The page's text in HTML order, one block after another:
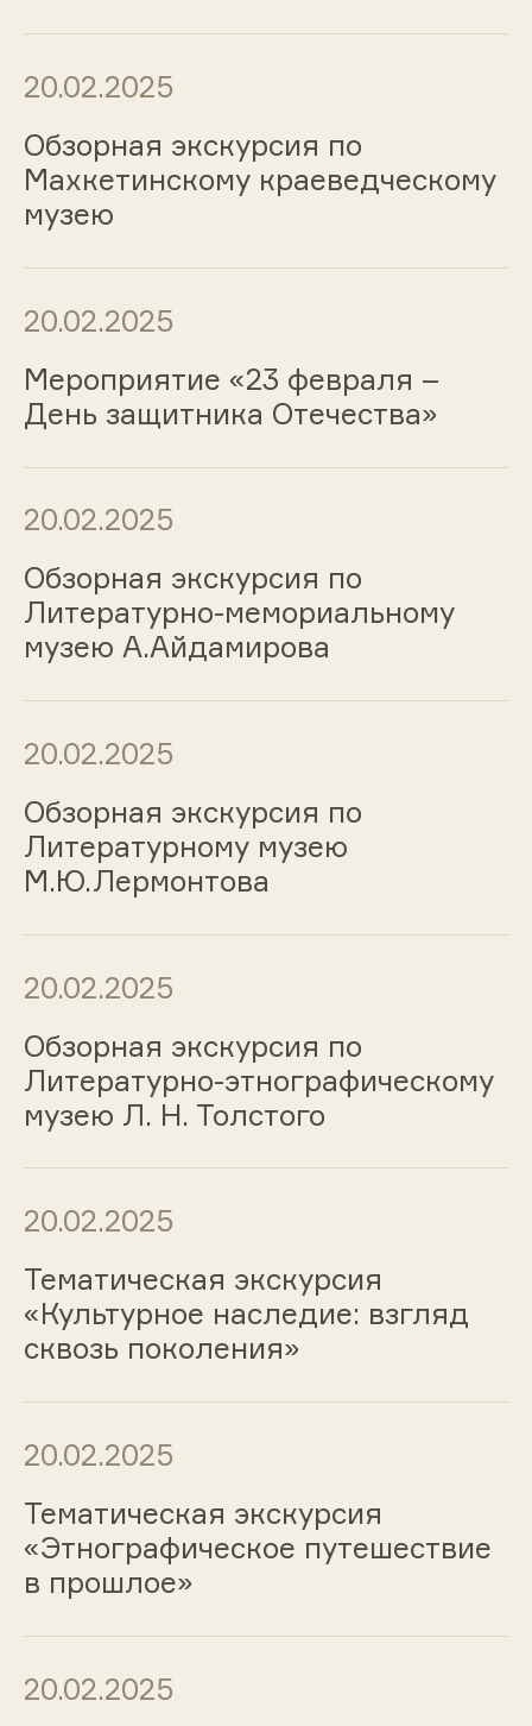
20.02.2025
Обзорная экскурсия по
Махкетинскому краеведческому
музею
20.02.2025
Мероприятие «23 февраля –
День защитника Отечества»
20.02.2025
Обзорная экскурсия по
Литературно-мемориальному
музею А.Айдамирова
20.02.2025
Обзорная экскурсия по
Литературному музею
М.Ю.Лермонтова
20.02.2025
Обзорная экскурсия по
Литературно-этнографическому
музею Л. Н. Толстого
20.02.2025
Тематическая экскурсия
«Культурное наследие: взгляд
сквозь поколения»
20.02.2025
Тематическая экскурсия
«Этнографическое путешествие
в прошлое»
20.02.2025